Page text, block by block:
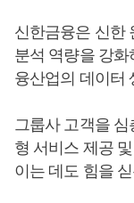
신한금융은 신한
분석 역량을 강
융산업의 데이터
그룹사 고객을
형 서비스 제공
이는 데도 힘을